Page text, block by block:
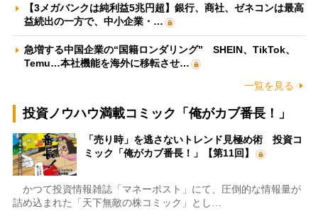
【3メガバンクは純利益5兆円超】銀行、商社、ゼネコンは最高
益続出の一方で、中小企業・…
急増する中国企業の“国籍ロンダリング” SHEIN、TikTok、
Temu…本社機能を海外に移転させ…
一覧を見る
投資ノウハウ満載コミック「俺がカブ番長！」
「売り時」を逃さないトレンド見極め術 投資コ
ミック「俺がカブ番長！」【第11回】
かつて投資情報雑誌「マネーポスト」にて、圧倒的な情報量が
詰め込まれた「天下無敵の株コミック」とし…